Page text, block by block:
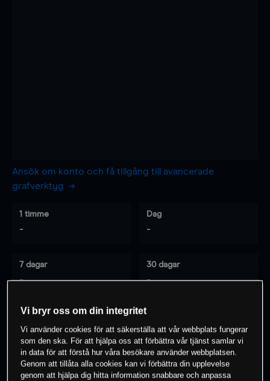
Ansök om konto och få tillgång till avancerade
grafverktyg
1 timme
-
Dag
-
7 dagar
-
30 dagar
-
0% av kunderna har enposition i detta
instrument
Vi bryr oss om din integritet
Vi använder cookies för att säkerställa att vår webbplats fungerar
som den ska. För att hjälpa oss att förbättra vår tjänst samlar vi
in data för att förstå hur våra besökare använder webbplatsen.
Genom att tillåta alla cookies kan vi förbättra din upplevelse
genom att hjälpa dig hitta information snabbare och anpassa